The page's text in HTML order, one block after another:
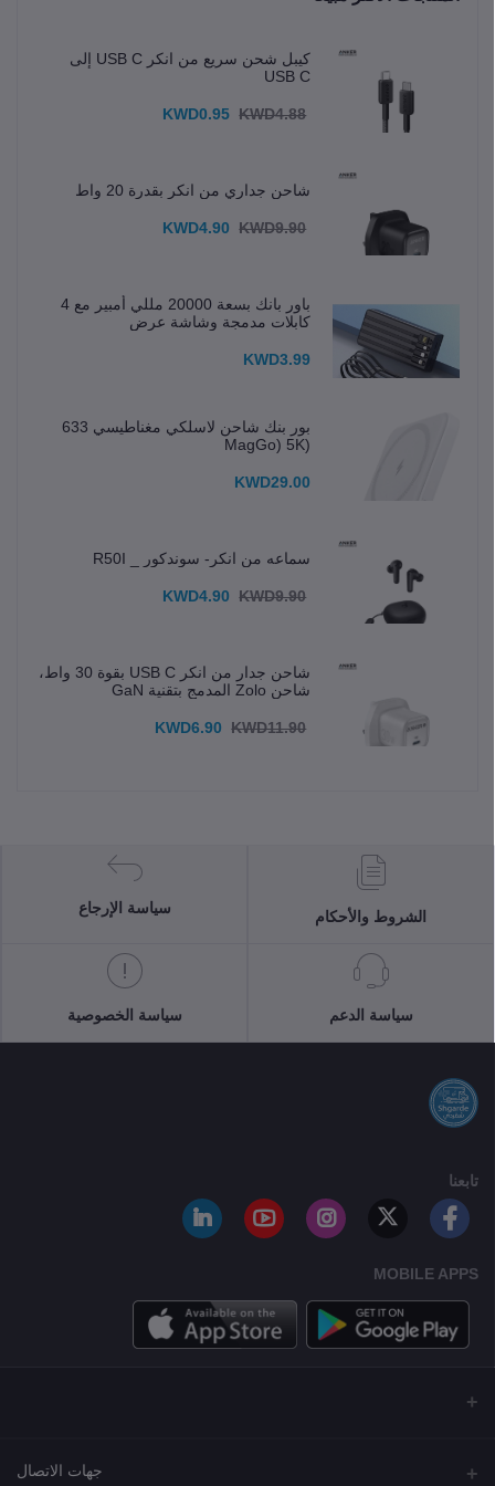
كيبل شحن سريع من انكر USB C إلى
USB C
KWD0.95 KWD4.88
شاحن جداري من انكر بقدرة 20 واط
KWD4.90 KWD9.90
باور بانك بسعة 20000 مللي أمبير مع 4
كابلات مدمجة وشاشة عرض
KWD3.99
بور بنك شاحن لاسلكي مغناطيسي 633
(MagGo) 5K
KWD29.00
سماعه من انكر- سوندكور _ R50I
KWD4.90 KWD9.90
شاحن جدار من انكر USB C بقوة 30 واط،
شاحن Zolo المدمج بتقنية GaN
KWD6.90 KWD11.90
الشروط والأحكام
سياسة الإرجاع
سياسة الدعم سياسة الخصوصية
تابعنا
MOBILE APPS
جهات الاتصال